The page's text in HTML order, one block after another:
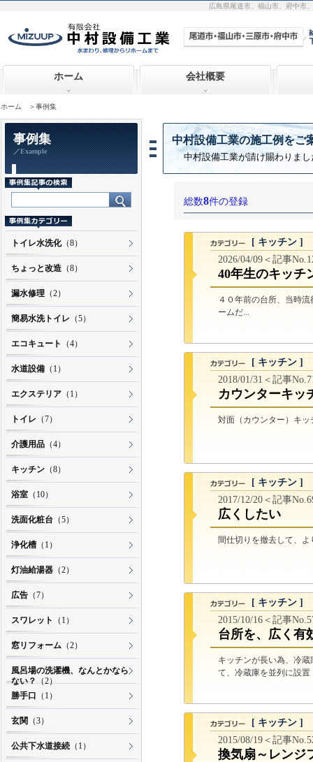
広島県尾道市、福山市、府中市
ホーム 会社概要
ホーム ＞事例集
事例集
／Example
中村設備工業の施工例をご
中村設備工業が請け賜わりま
総数8件の登録
[ キッチン ]
2026/04/09＜記事
40年生のキッチ
４０年前の台所、当時
ームだ...
[ キッチン ]
2018/01/31＜記事
カウンターキッ
対面（カウンター）キ
[ キッチン ]
2017/12/20＜記事
広くしたい
間仕切りを撤去して、よ
[ キッチン ]
2015/10/16＜記事
台所を、広く有
キッチンが長い為、冷
て、冷蔵庫を並列に設
[ キッチン ]
2015/08/19＜記事
換気扇～レンジ
トイレ水洗化（8）
ちょっと改造 （8）
漏水修理 （2）
簡易水洗トイレ （5）
エコキュート （4）
水道設備 （1）
エクステリア （1）
トイレ （7）
介護用品 （4）
キッチン （8）
浴室 （10）
洗面化粧台 （5）
浄化槽 （1）
灯油給湯器 （2）
広告 （7）
スワレット （1）
窓リフォーム （2）
風呂場の洗濯機、なんとかなら
ない？（2）
勝手口
（1）
玄関 （3）
公共下水道接続 （1）